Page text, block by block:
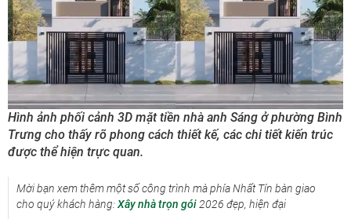
Hình ảnh phối cảnh 3D mặt tiền nhà anh Sáng ở phường Bình
Trưng cho thấy rõ phong cách thiết kế, các chi tiết kiến trúc
được thể hiện trực quan.
Mời bạn xem thêm một số công trình mà phía Nhất Tín bàn giao
cho quý khách hàng:Xây nhà trọn gói2026 đẹp, hiện đại